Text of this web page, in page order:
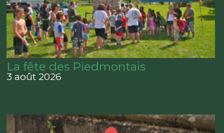
La fête des Piedmontais
3 août 2026